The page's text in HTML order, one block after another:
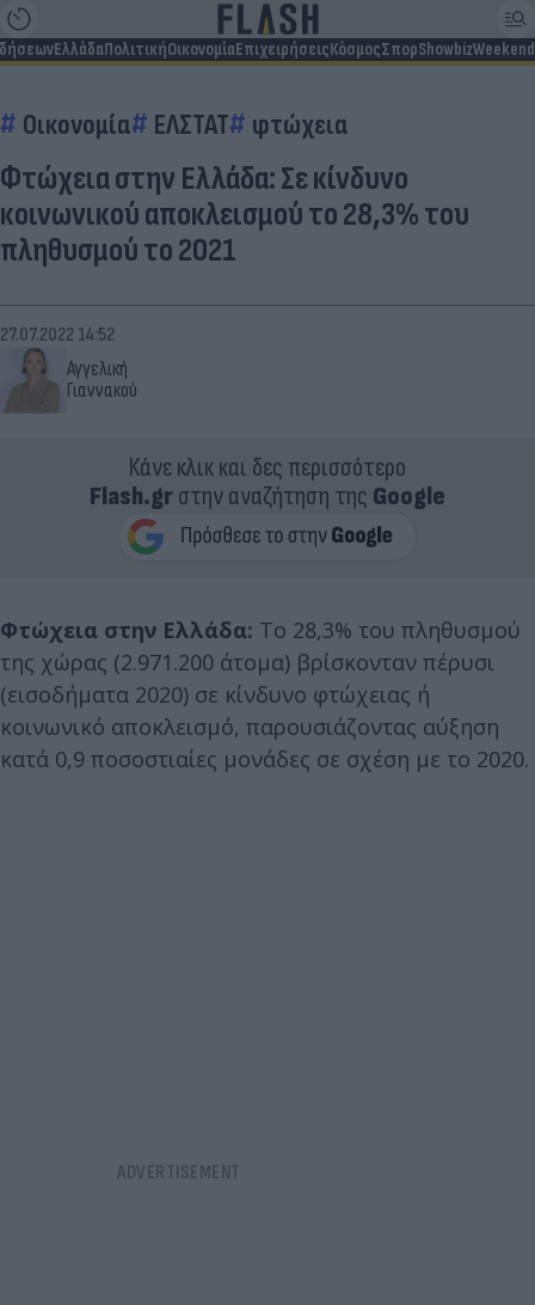
ΕλλάδαΠολιτικήΟικονομίαΕπιχειρήσειςΚόσμοςΣπορShowbizWeekend
Οικονομία ΕΛΣΤΑΤ φτώχεια
Φτώχεια στην Ελλάδα: Σε κίνδυνο
κοινωνικού αποκλεισμού το 28,3% του
πληθυσμού το 2021
Αγγελική
Γιαννακού
27.07.2022 14:52
Κάνε κλικ και δες περισσότερο
Flash.grστην αναζήτηση της Google
Φτώχεια στην Ελλάδα: Το 28,3% του πληθυσμού
της χώρας (2.971.200 άτομα) βρίσκονταν πέρυσι
(εισοδήματα 2020) σε κίνδυνο φτώχειας ή
κοινωνικό αποκλεισμό, παρουσιάζοντας αύξηση
κατά 0,9 ποσοστιαίες μονάδες σε σχέση με το 2020.